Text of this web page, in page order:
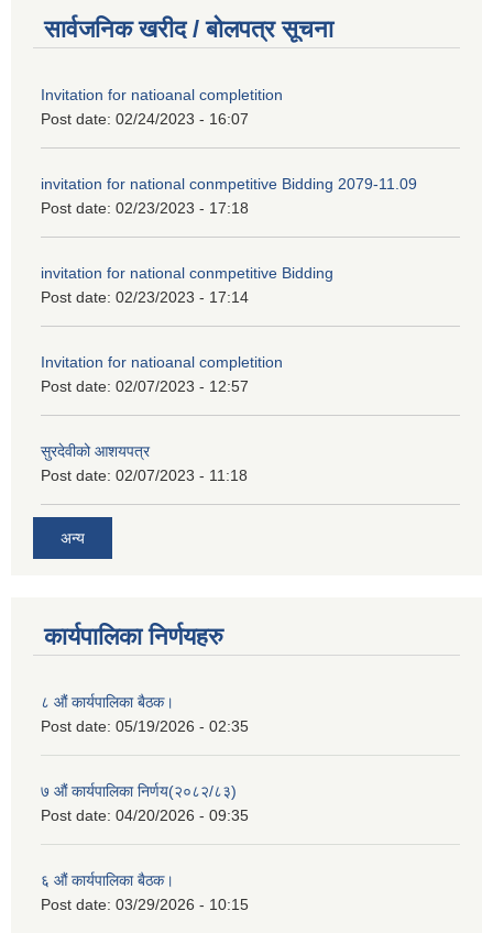
सार्वजनिक खरीद / बोलपत्र सूचना
Invitation for natioanal completition
Post date: 02/24/2023 - 16:07
invitation for national conmpetitive Bidding 2079-11.09
Post date: 02/23/2023 - 17:18
invitation for national conmpetitive Bidding
Post date: 02/23/2023 - 17:14
Invitation for natioanal completition
Post date: 02/07/2023 - 12:57
सुरदेवीको आशयपत्र
Post date: 02/07/2023 - 11:18
अन्य
कार्यपालिका निर्णयहरु
८ औं कार्यपालिका बैठक।
Post date: 05/19/2026 - 02:35
७ औं कार्यपालिका निर्णय(२०८२/८३)
Post date: 04/20/2026 - 09:35
६ औं कार्यपालिका बैठक।
Post date: 03/29/2026 - 10:15